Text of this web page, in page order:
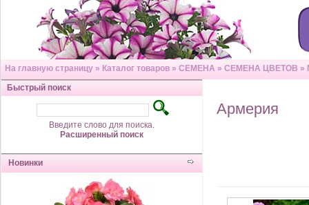
На главную страницу » Каталог товаров » СЕМЕНА » СЕМЕНА ЦВЕТОВ »
Быстрый поиск
Введите слово для поиска.
Расширенный поиск
Новинки
Армерия